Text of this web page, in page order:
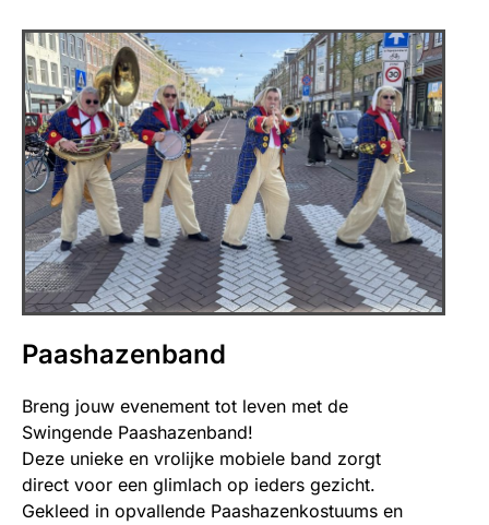
Paashazenband
Breng jouw evenement tot leven met de
Swingende Paashazenband!
Deze unieke en vrolijke mobiele band zorgt
direct voor een glimlach op ieders gezicht.
Gekleed in opvallende Paashazenkostuums en